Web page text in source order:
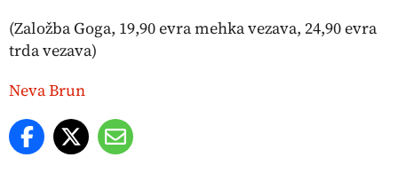
(Založba Goga, 19,90 evra mehka vezava, 24,90 evra
trda vezava)
Neva Brun